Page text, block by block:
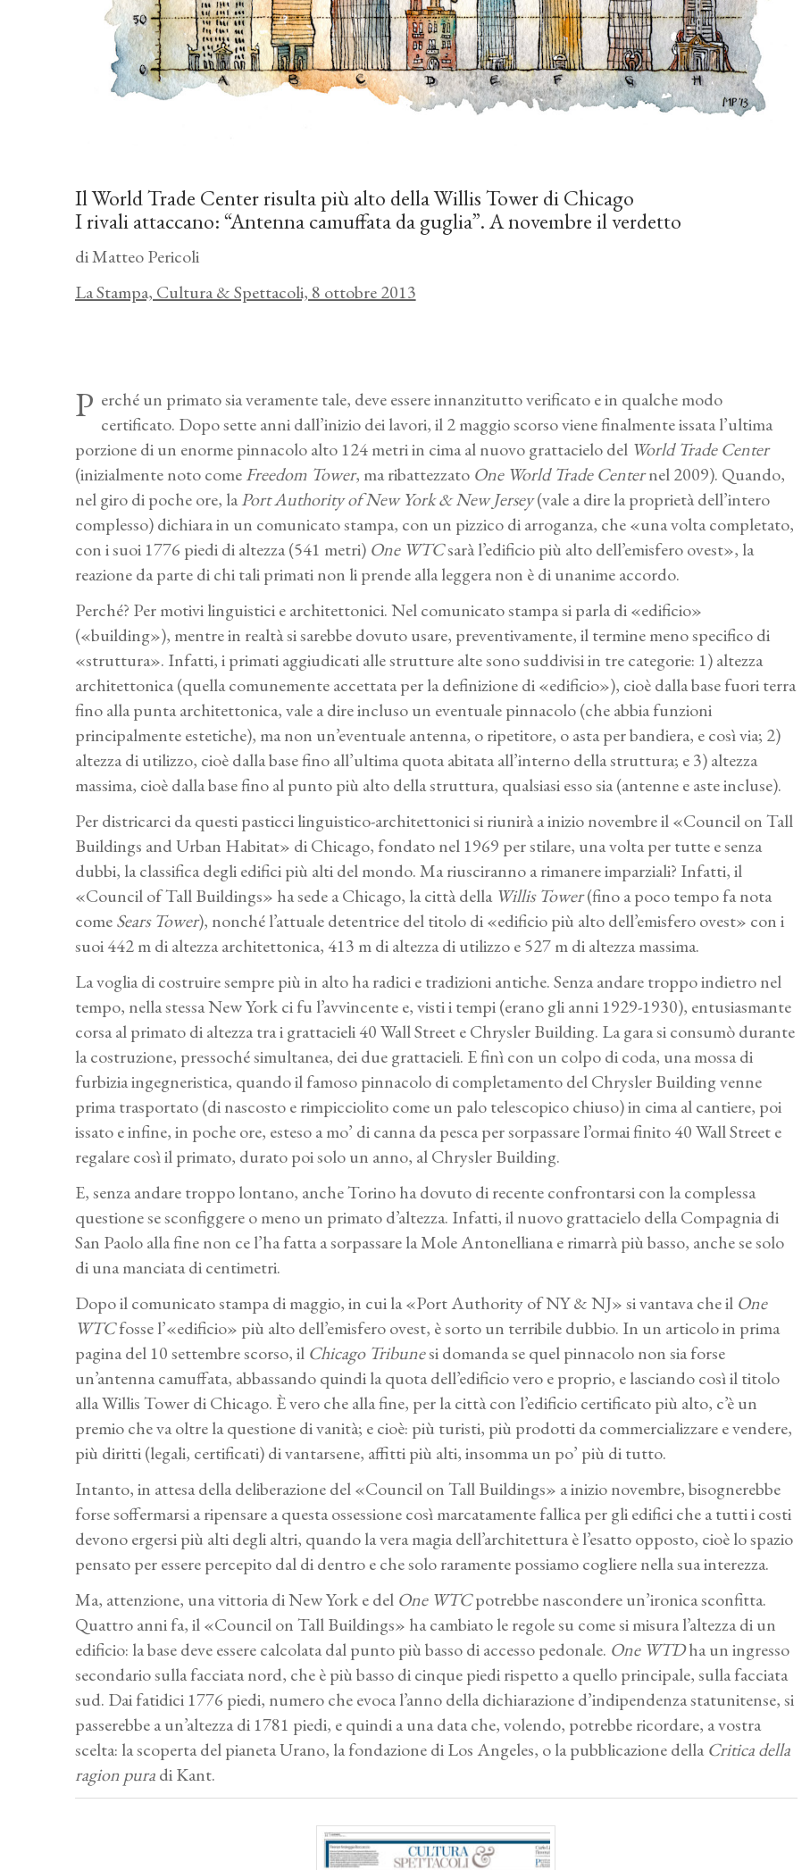
Il World Trade Center risulta più alto della Willis Tower di Chicago
I rivali attaccano: “Antenna camuffata da guglia”. A novembre il verdetto
di Matteo Pericoli
La Stampa, Cultura & Spettacoli, 8 ottobre 2013
P erché un primato sia veramente tale, deve essere innanzitutto verificato e in qualche modo
certificato. Dopo sette anni dall’inizio dei lavori, il 2 maggio scorso viene finalmente issata l’ultima
porzione di un enorme pinnacolo alto 124 metri in cima al nuovo grattacielo del World Trade Center
(inizialmente noto comeFreedom Tower, ma ribattezzato One World Trade Centernel 2009). Quando,
nel giro di poche ore, laPort Authority of New York & New Jersey(vale a dire la proprietà dell’intero
complesso) dichiara in un comunicato stampa, con un pizzico di arroganza, che «una volta completato,
con i suoi 1776 piedi di altezza (541 metri) One WTCsarà l’edificio più alto dell’emisfero ovest», la
reazione da parte di chi tali primati non li prende alla leggera non è di unanime accordo.
Perché? Per motivi linguistici e architettonici. Nel comunicato stampa si parla di «edificio»
(«building»), mentre in realtà si sarebbe dovuto usare, preventivamente, il termine meno specifico di
«struttura». Infatti, i primati aggiudicati alle strutture alte sono suddivisi in tre categorie: 1) altezza
architettonica (quella comunemente accettata per la definizione di «edificio»), cioè dalla base fuori terra
fino alla punta architettonica, vale a dire incluso un eventuale pinnacolo (che abbia funzioni
principalmente estetiche), ma non un’eventuale antenna, o ripetitore, o asta per bandiera, e così via; 2)
altezza di utilizzo, cioè dalla base fino all’ultima quota abitata all’interno della struttura; e 3) altezza
massima, cioè dalla base fino al punto più alto della struttura, qualsiasi esso sia (antenne e aste incluse).
Per districarci da questi pasticci linguistico-architettonici si riunirà a inizio novembre il «Council on Tall
Buildings and Urban Habitat» di Chicago, fondato nel 1969 per stilare, una volta per tutte e senza
dubbi, la classifica degli edifici più alti del mondo. Ma riusciranno a rimanere imparziali? Infatti, il
«Council of Tall Buildings» ha sede a Chicago, la città della Willis Tower(fino a poco tempo fa nota
comeSears Tower), nonché l’attuale detentrice del titolo di «edificio più alto dell’emisfero ovest» con i
suoi 442 m di altezza architettonica, 413 m di altezza di utilizzo e 527 m di altezza massima.
La voglia di costruire sempre più in alto ha radici e tradizioni antiche. Senza andare troppo indietro nel
tempo, nella stessa New York ci fu l’avvincente e, visti i tempi (erano gli anni 1929-1930), entusiasmante
corsa al primato di altezza tra i grattacieli 40 Wall Street e Chrysler Building. La gara si consumò durante
la costruzione, pressoché simultanea, dei due grattacieli. E finì con un colpo di coda, una mossa di
furbizia ingegneristica, quando il famoso pinnacolo di completamento del Chrysler Building venne
prima trasportato (di nascosto e rimpicciolito come un palo telescopico chiuso) in cima al cantiere, poi
issato e infine, in poche ore, esteso a mo’ di canna da pesca per sorpassare l’ormai finito 40 Wall Street e
regalare così il primato, durato poi solo un anno, al Chrysler Building.
E, senza andare troppo lontano, anche Torino ha dovuto di recente confrontarsi con la complessa
questione se sconfiggere o meno un primato d’altezza. Infatti, il nuovo grattacielo della Compagnia di
San Paolo alla fine non ce l’ha fatta a sorpassare la Mole Antonelliana e rimarrà più basso, anche se solo
di una manciata di centimetri.
Dopo il comunicato stampa di maggio, in cui la «Port Authority of NY & NJ» si vantava che il One
WTCfosse l’«edificio» più alto dell’emisfero ovest, è sorto un terribile dubbio. In un articolo in prima
pagina del 10 settembre scorso, il Chicago Tribunesi domanda se quel pinnacolo non sia forse
un’antenna camuffata, abbassando quindi la quota dell’edificio vero e proprio, e lasciando così il titolo
alla Willis Tower di Chicago. È vero che alla fine, per la città con l’edificio certificato più alto, c’è un
premio che va oltre la questione di vanità; e cioè: più turisti, più prodotti da commercializzare e vendere,
più diritti (legali, certificati) di vantarsene, affitti più alti, insomma un po’ più di tutto.
Intanto, in attesa della deliberazione del «Council on Tall Buildings» a inizio novembre, bisognerebbe
forse soffermarsi a ripensare a questa ossessione così marcatamente fallica per gli edifici che a tutti i costi
devono ergersi più alti degli altri, quando la vera magia dell’architettura è l’esatto opposto, cioè lo spazio
pensato per essere percepito dal di dentro e che solo raramente possiamo cogliere nella sua interezza.
Ma, attenzione, una vittoria di New York e del One WTCpotrebbe nascondere un’ironica sconfitta.
Quattro anni fa, il «Council on Tall Buildings» ha cambiato le regole su come si misura l’altezza di un
edificio: la base deve essere calcolata dal punto più basso di accesso pedonale. One WTDha un ingresso
secondario sulla facciata nord, che è più basso di cinque piedi rispetto a quello principale, sulla facciata
sud. Dai fatidici 1776 piedi, numero che evoca l’anno della dichiarazione d’indipendenza statunitense, si
passerebbe a un’altezza di 1781 piedi, e quindi a una data che, volendo, potrebbe ricordare, a vostra
scelta: la scoperta del pianeta Urano, la fondazione di Los Angeles, o la pubblicazione della Critica della
ragion puradi Kant.